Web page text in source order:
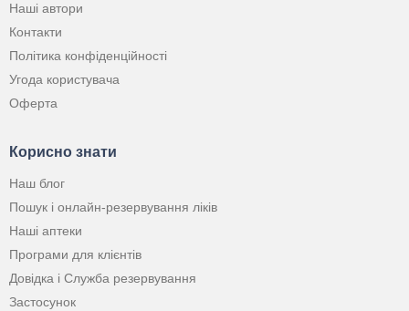
Наші автори
Контакти
Політика конфіденційності
Угода користувача
Оферта
Корисно знати
Наш блог
Пошук і онлайн-резервування ліків
Наші аптеки
Програми для клієнтів
Довідка і Служба резервування
Застосунок